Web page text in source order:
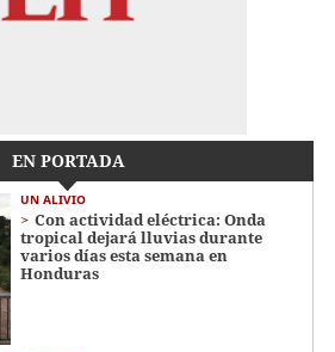
EN PORTADA
UN ALIVIO
Con actividad eléctrica: Onda
tropical dejará lluvias durante
varios días esta semana en
Honduras